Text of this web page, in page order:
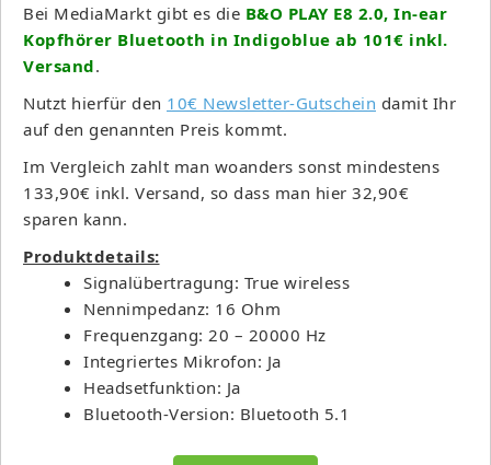
Bei MediaMarkt gibt es die B&O PLAY E8 2.0, In-ear
Kopfhörer Bluetooth in Indigoblue ab 101€ inkl.
Versand.
Nutzt hierfür den 10€ Newsletter-Gutschein damit Ihr
auf den genannten Preis kommt.
Im Vergleich zahlt man woanders sonst mindestens
133,90€ inkl. Versand, so dass man hier 32,90€
sparen kann.
Produktdetails:
Signalübertragung: True wireless
Nennimpedanz: 16 Ohm
Frequenzgang: 20 – 20000 Hz
Integriertes Mikrofon: Ja
Headsetfunktion: Ja
Bluetooth-Version: Bluetooth 5.1